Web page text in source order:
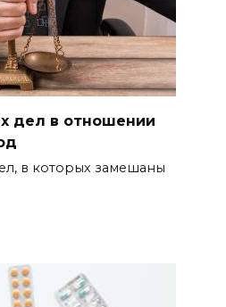
дел в отношении
в которых замешаны